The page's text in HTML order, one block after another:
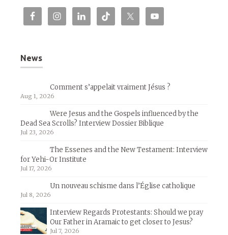
News
Comment s’appelait vraiment Jésus ?
Aug 1, 2026
Were Jesus and the Gospels influenced by the
Dead Sea Scrolls? Interview Dossier Biblique
Jul 23, 2026
The Essenes and the New Testament: Interview
for Yehi-Or Institute
Jul 17, 2026
Un nouveau schisme dans l’Église catholique
Jul 8, 2026
Interview Regards Protestants: Should we pray
Our Father in Aramaic to get closer to Jesus?
Jul 7, 2026